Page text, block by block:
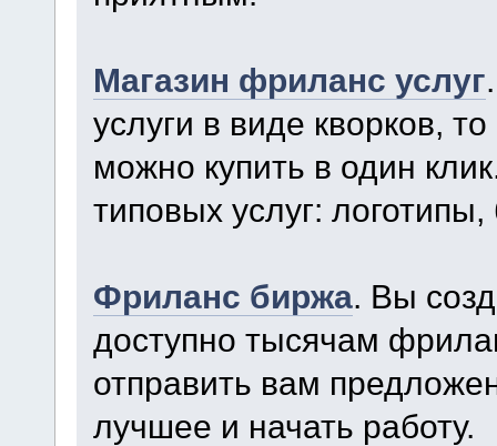
Магазин фриланс услуг
услуги в виде кворков,
можно купить в один
типовых услуг:
Фриланс биржа. Вы
доступно тысячам
отправить вам
лучшее и начать работу.